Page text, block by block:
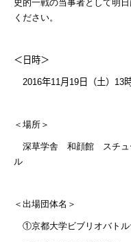
史的一戦の当事者として明
ください。
＜日時＞
2016年11月 19 日（土） 13
＜場所＞
深草学舎 和顔館 スチュ
ル
＜出場団体名＞
①京都大学ビブリオバトル